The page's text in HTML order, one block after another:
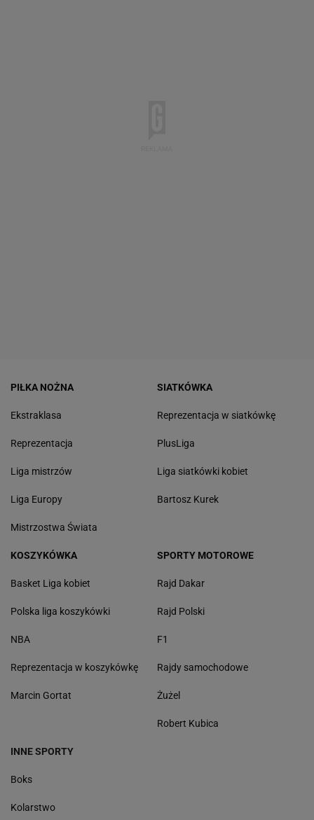
PIŁKA NOŻNA
Ekstraklasa
Reprezentacja
Liga mistrzów
Liga Europy
Mistrzostwa Świata
SIATKÓWKA
Reprezentacja w siatkówkę
PlusLiga
Liga siatkówki kobiet
Bartosz Kurek
KOSZYKÓWKA
Basket Liga kobiet
Polska liga koszykówki
NBA
Reprezentacja w koszykówkę
Marcin Gortat
SPORTY MOTOROWE
Rajd Dakar
Rajd Polski
F1
Rajdy samochodowe
Żużel
Robert Kubica
INNE SPORTY
Boks
Kolarstwo